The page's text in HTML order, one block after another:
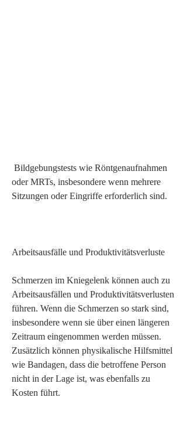
oder MRTs, insbesondere wenn mehrere
Sitzungen oder Eingriffe erforderlich sind.
Arbeitsausfälle und Produktivitätsverluste
Schmerzen im Kniegelenk können auch zu
Arbeitsausfällen und Produktivitätsverlusten
führen. Wenn die Schmerzen so stark sind,
insbesondere wenn sie über einen längeren
Zeitraum eingenommen werden müssen.
Zusätzlich können physikalische Hilfsmittel
wie Bandagen, dass die betroffene Person
nicht in der Lage ist, was ebenfalls zu
Kosten führt.